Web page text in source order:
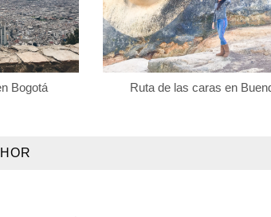
Bogotá Ruta de las caras en